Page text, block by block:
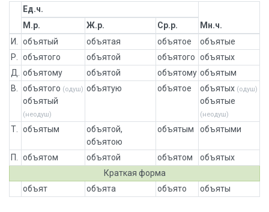
Ед.ч.
Мн.ч.
М.р. Ж.р.
Ср.р.
И.
объятый объятая объятое
объятые
Р.
объятого объятой объятого объятых
Д.
объятому объятой объятому объятым
В.
объятого (одуш)
объятый
(неодуш)
объятую объятое объятых (одуш)
объятые
(неодуш)
Т. объятым
объятой,
объятою
объятым объятыми
П. объятом объятой объятом
объятых
Краткая форма
объят
объята объято объяты